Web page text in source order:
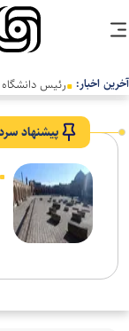
آخرین اخبار: رئیس
پیشنهاد